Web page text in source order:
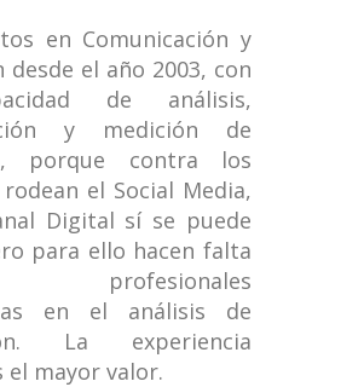
en Comunicación y
desde el año 2003, con
de análisis,
y medición de
porque contra los
el Social Media,
Digital sí se puede
para ello hacen falta
profesionales
en el análisis de
La experiencia
el mayor valor.